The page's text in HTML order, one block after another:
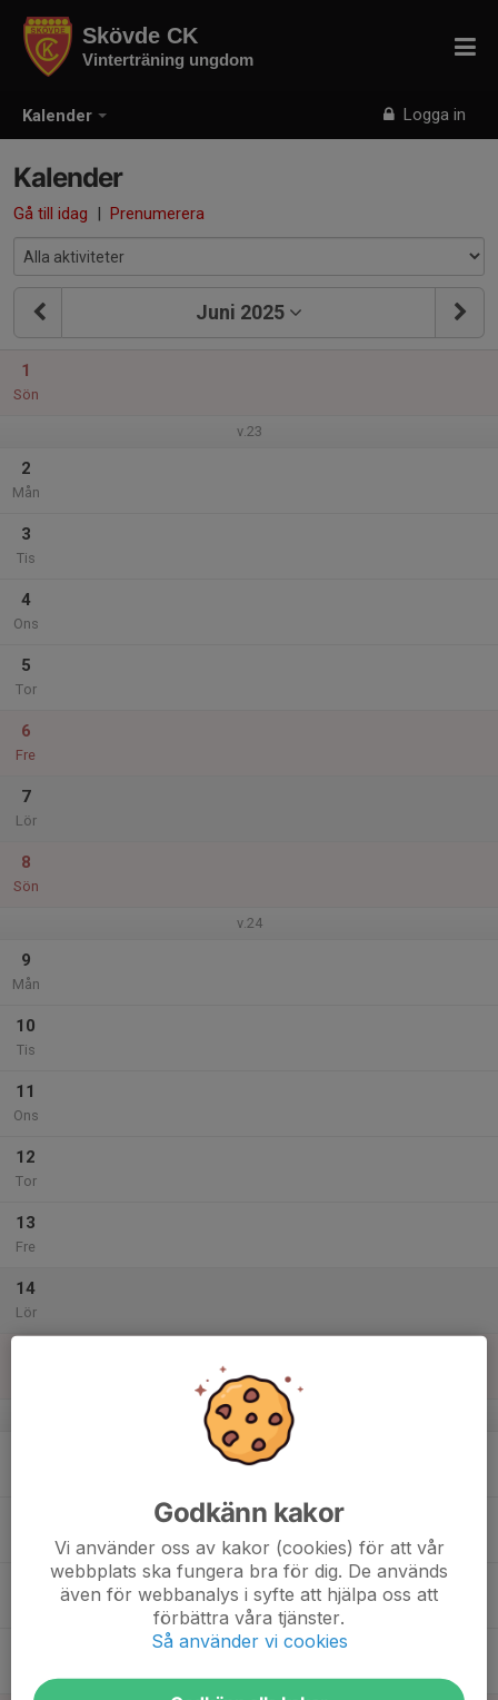
Kalender Logga in
Skövde CK
Vinterträning ungdom
Kalender
Gå till idag | Prenumerera
Juni 2025
1
Sön
v.23
2
Mån
3
Tis
4
Ons
5
Tor
6
Fre
7
Lör
8
Sön
v.24
9
Mån
10
Tis
11
Ons
12
Tor
13
Fre
14
Lör
v.25
Godkänn kakor
Vi använder oss av kakor (cookies) för att vår
webbplats ska fungera bra för dig. De används
även för webbanalys i syfte att hjälpa oss att
förbättra våra tjänster.
Så använder vi cookies